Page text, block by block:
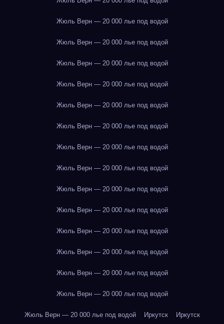
Жюль Верн — 20 000 лье под водой
Жюль Верн — 20 000 лье под водой
Жюль Верн — 20 000 лье под водой
Жюль Верн — 20 000 лье под водой
Жюль Верн — 20 000 лье под водой
Жюль Верн — 20 000 лье под водой
Жюль Верн — 20 000 лье под водой
Жюль Верн — 20 000 лье под водой
Жюль Верн — 20 000 лье под водой
Жюль Верн — 20 000 лье под водой
Жюль Верн — 20 000 лье под водой
Жюль Верн — 20 000 лье под водой
Жюль Верн — 20 000 лье под водой
Жюль Верн — 20 000 лье под водой
Жюль Верн — 20 000 лье под водой Иркутск Иркутск